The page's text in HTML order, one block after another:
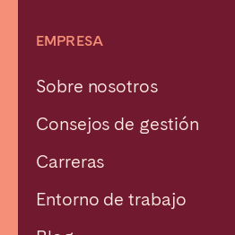
EMPRESA
Sobre nosotros
Consejos de gestión
Carreras
Entorno de trabajo